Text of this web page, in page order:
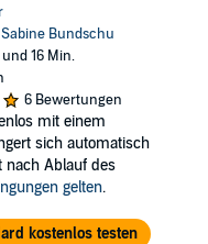
Sabine Bundschu
16 Min.
6 Bewertungen
mit einem
sich automatisch
nach Ablauf des
gelten.
kostenlos testen